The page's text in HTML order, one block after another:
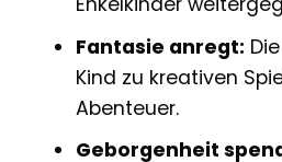
Fantasie anregt:
Kind zu kreativen
Abenteuer.
Geborgenheit